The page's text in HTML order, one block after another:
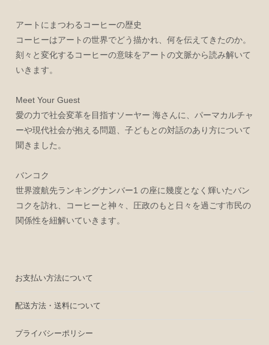
アートにまつわるコーヒーの歴史
コーヒーはアートの世界でどう描かれ、何を伝えてきたのか。
刻々と変化するコーヒーの意味をアートの文脈から読み解いて
いきます。
Meet Your Guest
愛の力で社会変革を目指すソーヤー 海さんに、パーマカルチャ
ーや現代社会が抱える問題、子どもとの対話のあり方について
聞きました。
バンコク
世界渡航先ランキングナンバー1 の座に幾度となく輝いたバン
コクを訪れ、コーヒーと神々、圧政のもと日々を過ごす市民の
関係性を紐解いていきます。
お支払い方法について
配送方法・送料について
プライバシーポリシー